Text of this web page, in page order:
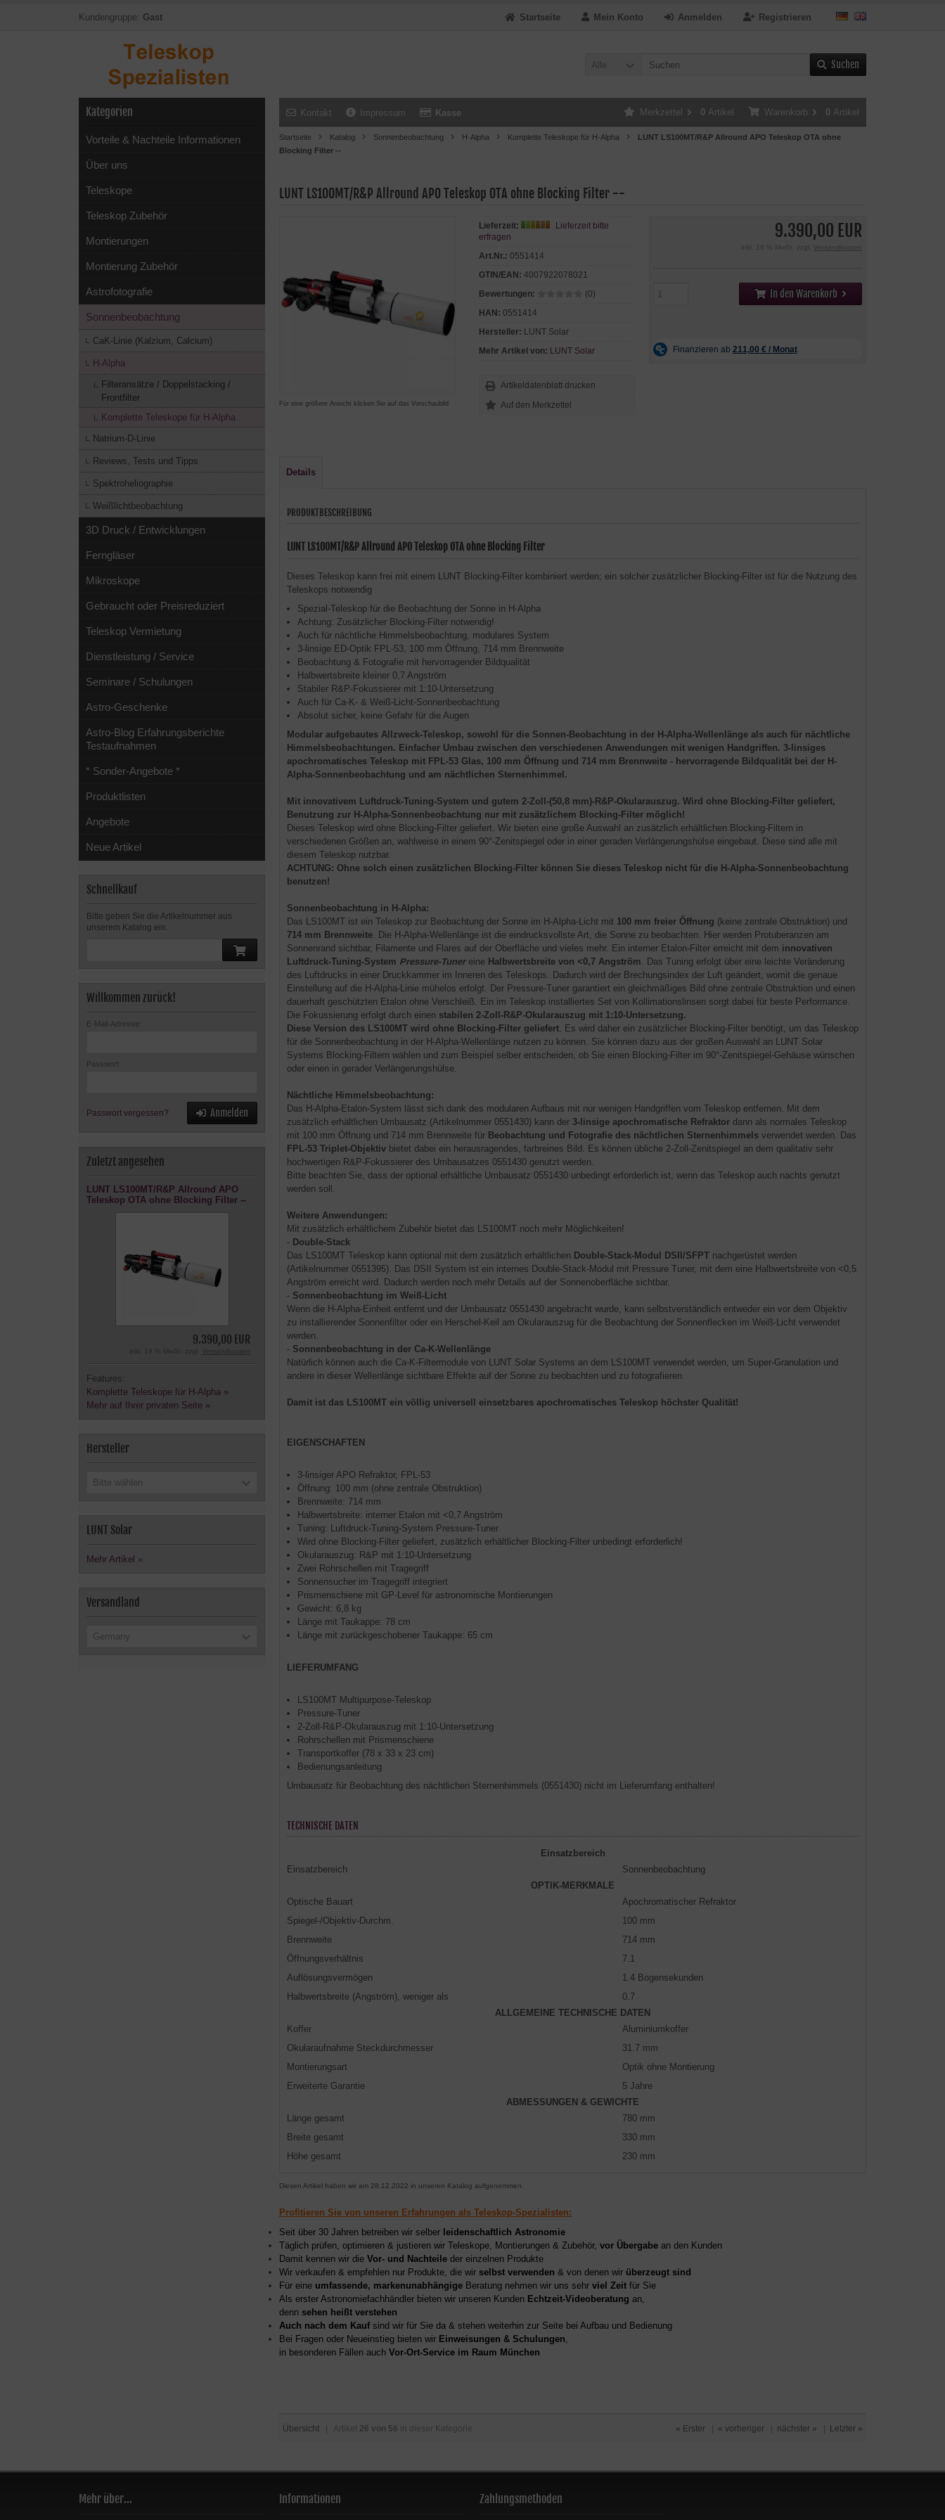
Kundengruppe: Gast Registrieren
Anmelden
Mein Konto
Startseite
Alle Suchen
Kontakt Impressum Kasse Warenkorb 0 Artikel
Merkzettel 0 Artikel
Startseite Katalog Sonnenbeobachtung H-Alpha Komplette Teleskope für H-Alpha
LUNT LS100MT/R&P Allround APO Teleskop OTA ohne
Blocking Filter --
LUNT LS100MT/R&P Allround APO Teleskop OTA ohne Blocking Filter --
Für eine größere Ansicht klicken Sie auf das Vorschaubild
9.390,00 EUR
inkl. 19 % MwSt. zzgl. Versandkosten
In den Warenkorb
Lieferzeit:
Lieferzeit bitte
erfragen
Art.Nr.: 0551414
GTIN/EAN: 4007922078021
Bewertungen:
(0)
HAN: 0551414
Hersteller: LUNT Solar
Mehr Artikel von: LUNT Solar
Artikeldatenblatt drucken
Details
PRODUKTBESCHREIBUNG
LUNT LS100MT/R&P Allround APO Teleskop OTA ohne Blocking Filter
Dieses Teleskop kann frei mit einem LUNT Blocking-Filter kombiniert werden; ein solcher zusätzlicher Blocking-Filter ist für die Nutzung des
Teleskops notwendig
Spezial-Teleskop für die Beobachtung der Sonne in H-Alpha
Achtung: Zusätzlicher Blocking-Filter notwendig!
Auch für nächtliche Himmelsbeobachtung, modulares System
3-linsige ED-Optik FPL-53, 100 mm Öffnung, 714 mm Brennweite
Beobachtung & Fotografie mit hervorragender Bildqualität
Halbwertsbreite kleiner 0,7 Angström
Stabiler R&P-Fokussierer mit 1:10-Untersetzung
Auch für Ca-K- & Weiß-Licht-Sonnenbeobachtung
Absolut sicher, keine Gefahr für die Augen
Modular aufgebautes Allzweck-Teleskop, sowohl für die Sonnen-Beobachtung in der H-Alpha-Wellenlänge als auch für nächtliche
Himmelsbeobachtungen. Einfacher Umbau zwischen den verschiedenen Anwendungen mit wenigen Handgriffen. 3-linsiges
apochromatisches Teleskop mit FPL-53 Glas, 100 mm Öffnung und 714 mm Brennweite - hervorragende Bildqualität bei der H-
Alpha-Sonnenbeobachtung und am nächtlichen Sternenhimmel.
Mit innovativem Luftdruck-Tuning-System und gutem 2-Zoll-(50,8 mm)-R&P-Okularauszug. Wird ohne Blocking-Filter geliefert,
Benutzung zur H-Alpha-Sonnenbeobachtung nur mit zusätzlichem Blocking-Filter möglich!
Dieses Teleskop wird ohne Blocking-Filter geliefert. Wir bieten eine große Auswahl an zusätzlich erhältlichen Blocking-Filtern in
verschiedenen Größen an, wahlweise in einem 90°-Zenitspiegel oder in einer geraden Verlängerungshülse eingebaut. Diese sind alle mit
diesem Teleskop nutzbar.
ACHTUNG: Ohne solch einen zusätzlichen Blocking-Filter können Sie dieses Teleskop nicht für die H-Alpha-Sonnenbeobachtung
benutzen!
Sonnenbeobachtung in H-Alpha:
Das LS100MT ist ein Teleskop zur Beobachtung der Sonne im H-Alpha-Licht mit 100 mm freier Öffnung (keine zentrale Obstruktion) und
714 mm Brennweite. Die H-Alpha-Wellenlänge ist die eindrucksvollste Art, die Sonne zu beobachten. Hier werden Protuberanzen am
Sonnenrand sichtbar, Filamente und Flares auf der Oberfläche und vieles mehr. Ein interner Etalon-Filter erreicht mit dem innovativen
Luftdruck-Tuning-System Pressure-Tuner eine Halbwertsbreite von <0,7 Angström. Das Tuning erfolgt über eine leichte Veränderung
des Luftdrucks in einer Druckkammer im Inneren des Teleskops. Dadurch wird der Brechungsindex der Luft geändert, womit die genaue
Einstellung auf die H-Alpha-Linie mühelos erfolgt. Der Pressure-Tuner garantiert ein gleichmäßiges Bild ohne zentrale Obstruktion und einen
dauerhaft geschützten Etalon ohne Verschleiß. Ein im Teleskop installiertes Set von Kollimationslinsen sorgt dabei für beste Performance.
Die Fokussierung erfolgt durch einen stabilen 2-Zoll-R&P-Okularauszug mit 1:10-Untersetzung.
Diese Version des LS100MT wird ohne Blocking-Filter geliefert. Es wird daher ein zusätzlicher Blocking-Filter benötigt, um das Teleskop
für die Sonnenbeobachtung in der H-Alpha-Wellenlänge nutzen zu können. Sie können dazu aus der großen Auswahl an LUNT Solar
Systems Blocking-Filtern wählen und zum Beispiel selber entscheiden, ob Sie einen Blocking-Filter im 90°-Zenitspiegel-Gehäuse wünschen
oder einen in gerader Verlängerungshülse.
Nächtliche Himmelsbeobachtung:
Das H-Alpha-Etalon-System lässt sich dank des modularen Aufbaus mit nur wenigen Handgriffen vom Teleskop entfernen. Mit dem
zusätzlich erhältlichen Umbausatz (Artikelnummer 0551430) kann der 3-linsige apochromatische Refraktor dann als normales Teleskop
mit 100 mm Öffnung und 714 mm Brennweite für Beobachtung und Fotografie des nächtlichen Sternenhimmels verwendet werden. Das
FPL-53 Triplet-Objektiv bietet dabei ein herausragendes, farbreines Bild. Es können übliche 2-Zoll-Zenitspiegel an dem qualitativ sehr
hochwertigen R&P-Fokussierer des Umbausatzes 0551430 genutzt werden.
Bitte beachten Sie, dass der optional erhältliche Umbausatz 0551430 unbedingt erforderlich ist, wenn das Teleskop auch nachts genutzt
werden soll.
Weitere Anwendungen:
Mit zusätzlich erhältlichem Zubehör bietet das LS100MT noch mehr Möglichkeiten!
- Double-Stack
Das LS100MT Teleskop kann optional mit dem zusätzlich erhältlichen Double-Stack-Modul DSII/SFPT nachgerüstet werden
(Artikelnummer 0551395). Das DSII System ist ein internes Double-Stack-Modul mit Pressure Tuner, mit dem eine Halbwertsbreite von <0,5
Angström erreicht wird. Dadurch werden noch mehr Details auf der Sonnenoberfläche sichtbar.
- Sonnenbeobachtung im Weiß-Licht
Wenn die H-Alpha-Einheit entfernt und der Umbausatz 0551430 angebracht wurde, kann selbstverständlich entweder ein vor dem Objektiv
zu installierender Sonnenfilter oder ein Herschel-Keil am Okularauszug für die Beobachtung der Sonnenflecken im Weiß-Licht verwendet
werden.
- Sonnenbeobachtung in der Ca-K-Wellenlänge
Natürlich können auch die Ca-K-Filtermodule von LUNT Solar Systems an dem LS100MT verwendet werden, um Super-Granulation und
andere in dieser Wellenlänge sichtbare Effekte auf der Sonne zu beobachten und zu fotografieren.
Damit ist das LS100MT ein völlig universell einsetzbares apochromatisches Teleskop höchster Qualität!
EIGENSCHAFTEN
3-linsiger APO Refraktor, FPL-53
Öffnung: 100 mm (ohne zentrale Obstruktion)
Brennweite: 714 mm
Halbwertsbreite: interner Etalon mit <0,7 Angström
Tuning: Luftdruck-Tuning-System Pressure-Tuner
Wird ohne Blocking-Filter geliefert, zusätzlich erhältlicher Blocking-Filter unbedingt erforderlich!
Okularauszug: R&P mit 1:10-Untersetzung
Zwei Rohrschellen mit Tragegriff
Sonnensucher im Tragegriff integriert
Prismenschiene mit GP-Level für astronomische Montierungen
Gewicht: 6,8 kg
Länge mit Taukappe: 78 cm
Länge mit zurückgeschobener Taukappe: 65 cm
LIEFERUMFANG
LS100MT Multipurpose-Teleskop
Pressure-Tuner
2-Zoll-R&P-Okularauszug mit 1:10-Untersetzung
Rohrschellen mit Prismenschiene
Transportkoffer (78 x 33 x 23 cm)
Bedienungsanleitung
Umbausatz für Beobachtung des nächtlichen Sternenhimmels (0551430) nicht im Lieferumfang enthalten!
TECHNISCHE DATEN
Einsatzbereich
Einsatzbereich
Sonnenbeobachtung
OPTIK-MERKMALE
Optische Bauart
Apochromatischer Refraktor
Spiegel-/Objektiv-Durchm.
100 mm
Brennweite
714 mm
Öffnungsverhältnis
7.1
Auflösungsvermögen
1.4 Bogensekunden
Halbwertsbreite (Angström), weniger als
0.7
ALLGEMEINE TECHNISCHE DATEN
Koffer
Aluminiumkoffer
Okularaufnahme Steckdurchmesser
31.7 mm
Montierungsart
Optik ohne Montierung
Erweiterte Garantie
5 Jahre
ABMESSUNGEN & GEWICHTE
Länge gesamt
780 mm
Breite gesamt
330 mm
Höhe gesamt
230 mm
Diesen Artikel haben wir am 28.12.2022 in unseren Katalog aufgenommen.
Profitieren Sie von unseren Erfahrungen als Teleskop-Spezialisten:
Seit über 30 Jahren betreiben wir selber leidenschaftlich Astronomie
Täglich prüfen, optimieren & justieren wir Teleskope, Montierungen & Zubehör, vor Übergabe an den Kunden
Damit kennen wir die Vor- und Nachteile der einzelnen Produkte
Wir verkaufen & empfehlen nur Produkte, die wir selbst verwenden & von denen wir überzeugt sind
Für eine umfassende, markenunabhängige Beratung nehmen wir uns sehr viel Zeit für Sie
Als erster Astronomiefachhändler bieten wir unseren Kunden Echtzeit-Videoberatung an,
denn sehen heißt verstehen
Auch nach dem Kaufsind wir für Sie da & stehen weiterhin zur Seite bei Aufbau und Bedienung
Bei Fragen oder Neueinstieg bieten wir Einweisungen & Schulungen,
in besonderen Fällen auch Vor-Ort-Service im Raum München
Übersicht | Artikel 26 von 56 in dieser Kategorie « Erster « vorheriger nächster » Letzter »
Kategorien
Vorteile & Nachteile Informationen
Über uns
Teleskope
Teleskop Zubehör
Montierungen
Montierung Zubehör
Astrofotografie
Sonnenbeobachtung
CaK-Linie (Kalzium, Calcium)
H-Alpha
Filteransätze / Doppelstacking /
Frontfilter
Komplette Teleskope für H-Alpha
Natrium-D-Linie
Reviews, Tests und Tipps
Spektroheliographie
Weißlichtbeobachtung
3D Druck / Entwicklungen
Ferngläser
Mikroskope
Gebraucht oder Preisreduziert
Teleskop Vermietung
Dienstleistung / Service
Seminare / Schulungen
Astro-Geschenke
Astro-Blog Erfahrungsberichte
Testaufnahmen
* Sonder-Angebote *
Produktlisten
Angebote
Neue Artikel
Schnellkauf
Bitte geben Sie die Artikelnummer aus
unserem Katalog ein.
Willkommen zurück!
E-Mail-Adresse:
Passwort:
Passwort vergessen? Anmelden
Zuletzt angesehen
LUNT LS100MT/R&P Allround APO
Teleskop OTA ohne Blocking Filter --
9.390,00 EUR
inkl. 19 % MwSt. zzgl.
Features:
Komplette Teleskope für H-Alpha »
Mehr auf Ihrer privaten Seite »
Hersteller
Bitte wählen
LUNT Solar
Mehr Artikel »
Versandland
Germany
Mehr über... Informationen Zahlungsmethoden